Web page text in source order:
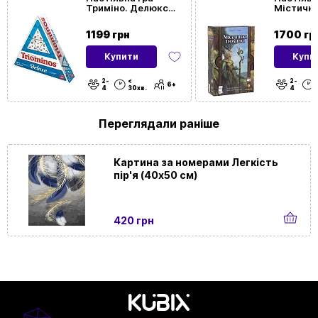
1199 грн
Триміно. Делюкс
Купити
2-
4
<
30хв.
6+
1700
2-
4
Переглядали раніше
Картина за номерами Легкість
пір'я (40х50 см)
420 грн